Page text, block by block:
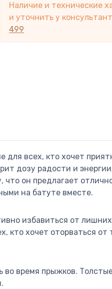
Наличие и технические
и уточнить у
499
для всех, кто хочет
дозу радости и
он предлагает
на батуте вместе.
избавиться от
кто хочет оторваться
во время прыжков.